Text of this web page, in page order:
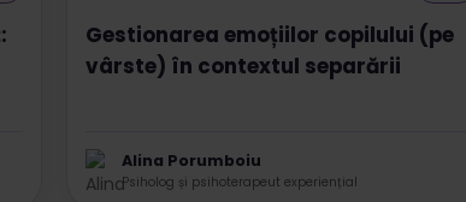
Gestionarea emoțiilor copilului (pe
vârste) în contextul separării
Alina Porumboiu
Psiholog și psihoterapeut experiențial